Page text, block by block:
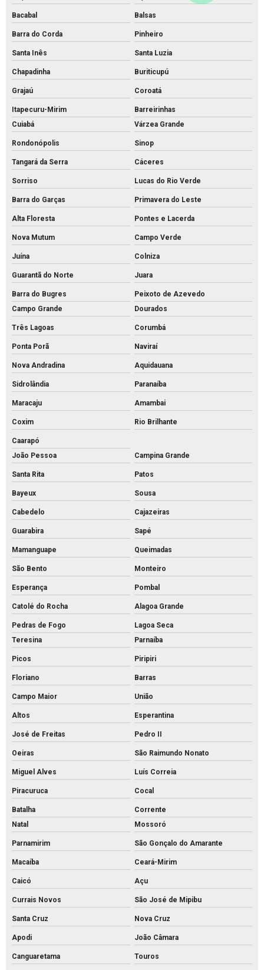
Bacabal Balsas
Barra do Corda Pinheiro
Santa Inês Santa Luzia
Chapadinha Buriticupú
Grajaú Coroatá
Itapecuru-Mirim
Barreirinhas
Cuiabá
Várzea Grande
Rondonópolis Sinop
Tangará da Serra Cáceres
Sorriso Lucas do Rio Verde
Barra do Garças Primavera do Leste
Alta Floresta Pontes e Lacerda
Nova Mutum Campo Verde
Juína Colniza
Guarantã do Norte Juara
Barra do Bugres
Peixoto de Azevedo
Campo Grande
Dourados
Três Lagoas Corumbá
Ponta Porã Naviraí
Nova Andradina Aquidauana
Sidrolândia Paranaíba
Maracaju Amambai
Coxim Rio Brilhante
Caarapó
João Pessoa
Campina Grande
Santa Rita Patos
Bayeux Sousa
Cabedelo Cajazeiras
Guarabira Sapé
Mamanguape Queimadas
São Bento Monteiro
Esperança Pombal
Catolé do Rocha Alagoa Grande
Pedras de Fogo
Lagoa Seca
Teresina
Parnaíba
Picos Piripiri
Floriano Barras
Campo Maior União
Altos Esperantina
José de Freitas Pedro II
Oeiras São Raimundo Nonato
Miguel Alves Luís Correia
Piracuruca Cocal
Batalha
Corrente
Natal
Mossoró
Parnamirim São Gonçalo do Amarante
Macaíba Ceará-Mirim
Caicó Açu
Currais Novos São José de Mipibu
Santa Cruz Nova Cruz
Apodi João Câmara
Canguaretama Touros